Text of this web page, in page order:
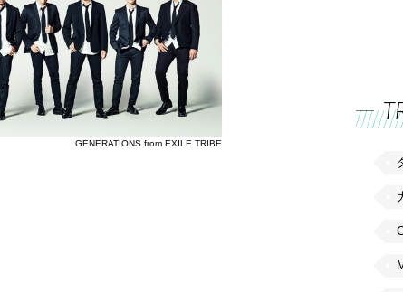
GENERATIONS from EXILE TRIBE